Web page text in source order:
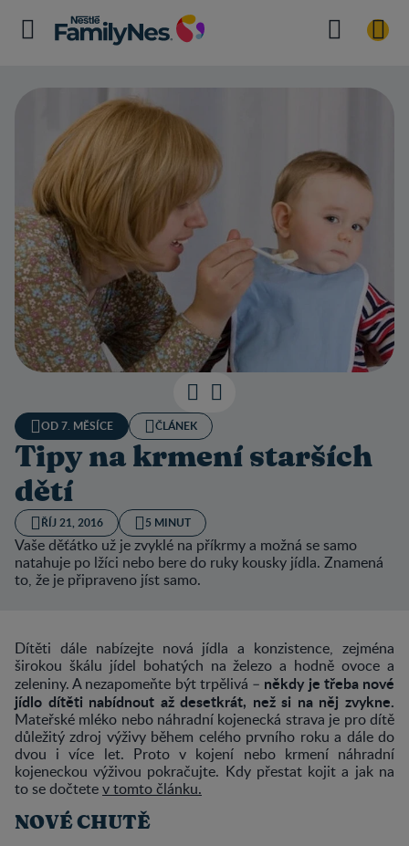
OD 7. MĚSÍCE ČLÁNEK
Tipy na krmení starších
dětí
ŘÍJ 21, 2016 5 MINUT
Vaše děťátko už je zvyklé na příkrmy a možná se samo
natahuje po lžíci nebo bere do ruky kousky jídla. Znamená
to, že je připraveno jíst samo.
Dítěti dále nabízejte nová jídla a konzistence, zejména
širokou škálu jídel bohatých na železo a hodně ovoce a
zeleniny. A nezapomeňte být trpělivá – někdy je třeba nové
jídlo dítěti nabídnout až desetkrát, než si na něj zvykne.
Mateřské mléko nebo náhradní kojenecká strava je pro dítě
důležitý zdroj výživy během celého prvního roku a dále do
dvou i více let. Proto v kojení nebo krmení náhradní
kojeneckou výživou pokračujte. Kdy přestat kojit a jak na
to se dočtetev tomto článku.
NOVÉ CHUTĚ